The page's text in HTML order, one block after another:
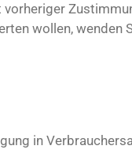
wollen, wenden
in